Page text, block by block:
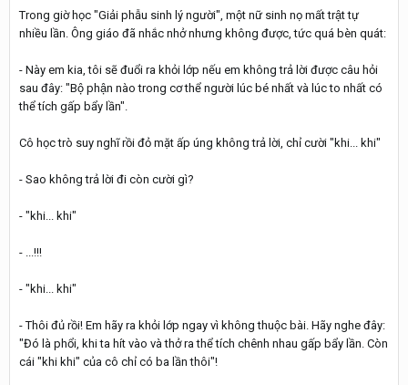
Trong giờ học "Giải phẫu sinh lý người", một nữ sinh nọ mất trật tự
nhiều lần. Ông giáo đã nhắc nhở nhưng không được, tức quá bèn quát:
- Này em kia, tôi sẽ đuổi ra khỏi lớp nếu em không trả lời được câu hỏi
sau đây: "Bộ phận nào trong cơ thể người lúc bé nhất và lúc to nhất có
thể tích gấp bẩy lần".
Cô học trò suy nghĩ rồi đỏ mặt ấp úng không trả lời, chỉ cười "khi... khi"
- Sao không trả lời đi còn cười gì?
- "khi... khi"
- ...!!!
- "khi... khi"
- Thôi đủ rồi! Em hãy ra khỏi lớp ngay vì không thuộc bài. Hãy nghe đây:
"Đó là phổi, khi ta hít vào và thở ra thể tích chênh nhau gấp bẩy lần. Còn
cái "khi khi" của cô chỉ có ba lần thôi"!